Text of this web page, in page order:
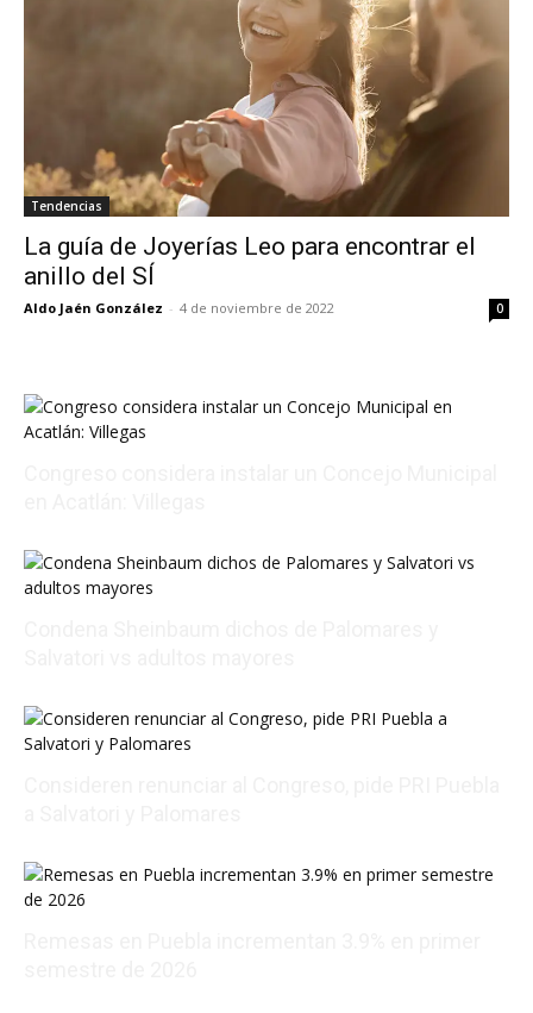
Tendencias
La guía de Joyerías Leo para encontrar el
anillo del SÍ
Aldo Jaén González - 4 de noviembre de 2022 0